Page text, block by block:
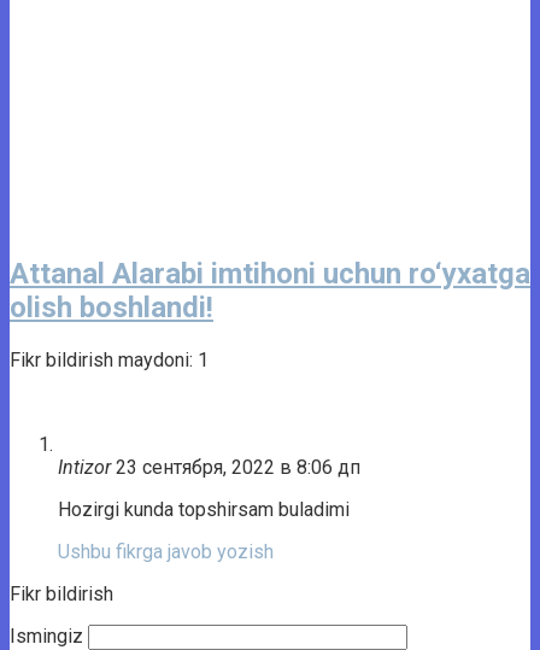
Attanal Alarabi imtihoni uchun ro‘yxatga
olish boshlandi!
Fikr bildirish maydoni: 1
Intizor 23 сентября, 2022 в 8:06 дп
Hozirgi kunda topshirsam buladimi
Ushbu fikrga javob yozish
Fikr bildirish
Ismingiz